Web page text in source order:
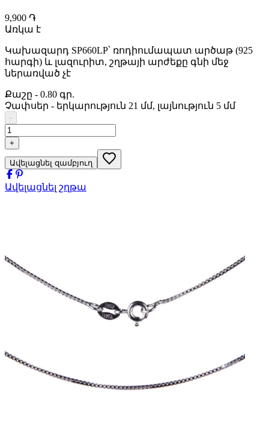
9,900 ֏
Առկա է
Կախազարդ SP660LP՝ ռոդիումապատ արծաթ (925
հարգի) և լազուրիտ, շղթայի արժեքը գնի մեջ
ներառված չէ
Քաշը - 0.80 գր.
Չափսեր - երկարություն 21 մմ, լայնություն 5 մմ
-
+
Ավելացնել զամբյուղ
Ավելացնել շղթա